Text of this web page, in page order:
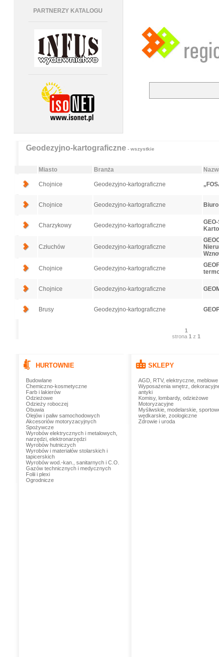
PARTNERZY KATALOGU
Geodezyjno-kartograficzne- wszystkie
Miasto Branża
Chojnice Geodezyjno-kartograficzne
Chojnice Geodezyjno-kartograficzne
Charzykowy Geodezyjno-kartograficzne
Człuchów Geodezyjno-kartograficzne
Chojnice Geodezyjno-kartograficzne
Chojnice Geodezyjno-kartograficzne
Brusy Geodezyjno-kartograficzne
1
strona 1 z 1
HURTOWNIE
Budowlane
Chemiczno-kosmetyczne
Farb i lakierów
Odzieżowe
Odzieży roboczej
Obuwia
Olejów i paliw samochodowych
Akcesoriów motoryzacyjnych
Spożywcze
Wyrobów elektrycznych i metalowych,
narzędzi, elektronarzędzi
Wyrobów hutniczych
Wyrobów i materiałów stolarskich i
tapicerskich
Wyrobów wod.-kan., sanitarnych i C.O.
Gazów technicznych i medycznych
Folii i plexi
Ogrodnicze
SKLEPY
AGD, RTV, elektryczne, meblowe
Wyposażenia wnętrz,
antyki
Komisy, lombardy, odzieżowe
Motoryzacyjne
Myśliwskie, modelarskie,
wędkarskie, zoologiczne
Zdrowie i uroda